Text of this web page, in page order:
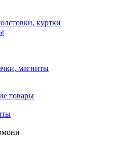
куртки
магниты
товары